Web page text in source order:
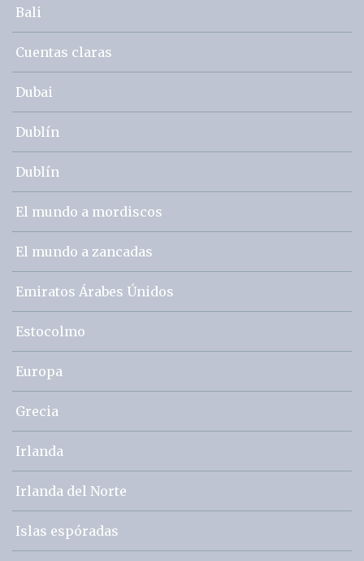
Bali
Cuentas claras
Dubai
Dublín
Dublín
El mundo a mordiscos
El mundo a zancadas
Emiratos Árabes Únidos
Estocolmo
Europa
Grecia
Irlanda
Irlanda del Norte
Islas espóradas